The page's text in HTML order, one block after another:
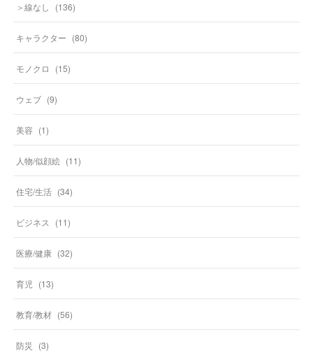
＞線なし (136)
キャラクター (80)
モノクロ (15)
ウェブ (9)
美容 (1)
人物/似顔絵 (11)
住宅/生活 (34)
ビジネス (11)
医療/健康 (32)
育児 (13)
教育/教材 (56)
防災 (3)